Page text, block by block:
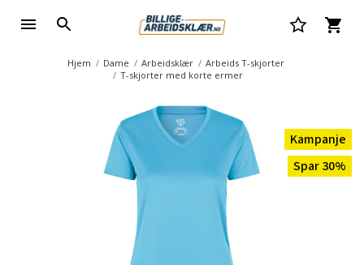
Hjem Dame Arbeidsklær
Arbeids T-skjorter
T-skjorter med korte ermer
Kampanje
Spar 30%